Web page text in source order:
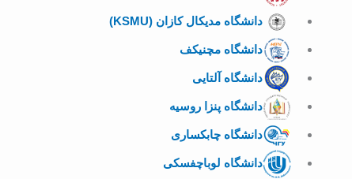
دانشگاه مدیکال کازان (KSMU)
دانشگاه مچنیکف
دانشگاه آلتایی
دانشگاه پنزا روسیه
دانشگاه چابکساری
دانشگاه لوباچفسکی